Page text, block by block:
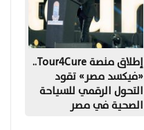
إطلاق منصة Tour4Cure..
«فيكسد مصر» تقود
التحول الرقمي للسياحة
الصحية في مصر